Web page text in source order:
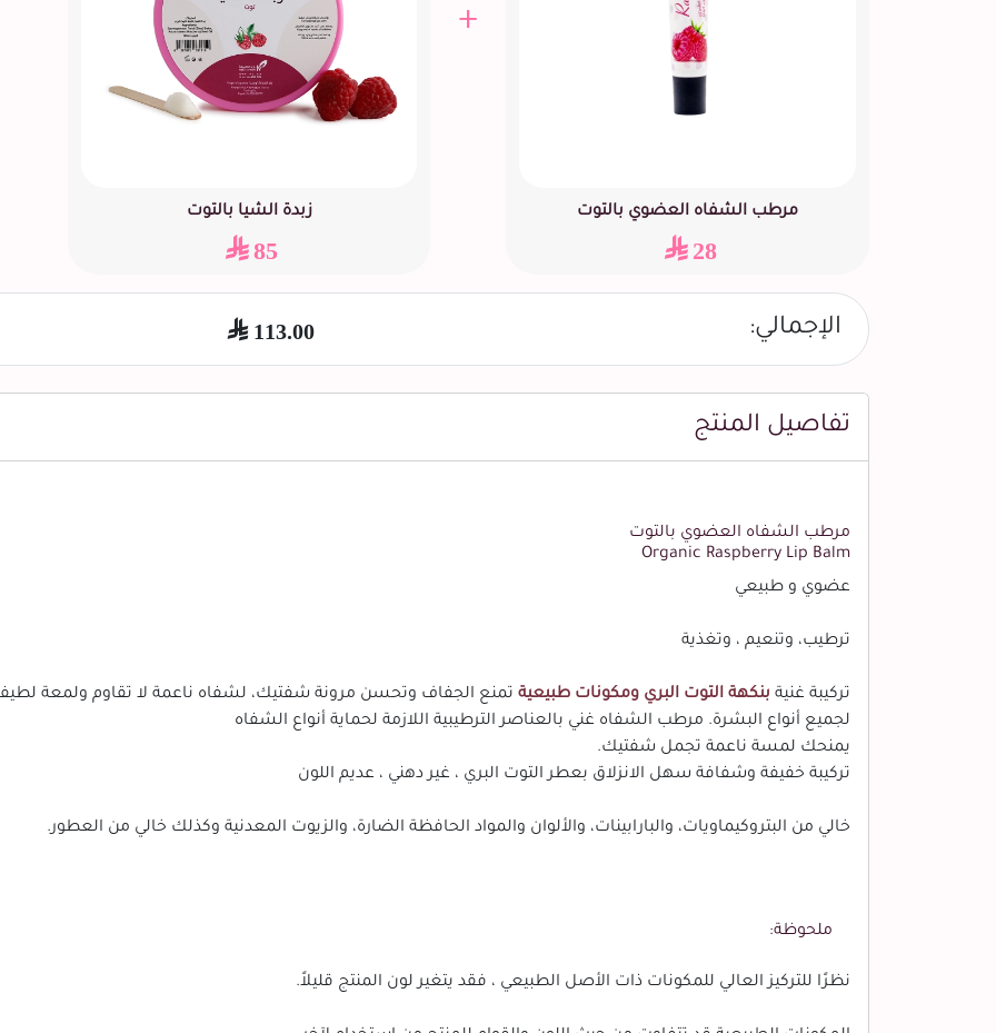
مرطب الشفاه العضوي بالتوت
28
+
زبدة الشيا بالتوت
85
الإجمالي: 113.00
تفاصيل المنتج
مرطب الشفاه العضوي بالتوت
Organic Raspberry Lip Balm
عضوي و طبيعي
ترطيب، وتنعيم ، وتغذية
تركيبة غنية بنكهة التوت البري ومكونات طبيعية تمنع الجفاف وتحسن مرونة شفتيك، لشفاه ناعمة لا تقاوم ولمعة
لجميع أنواع البشرة. مرطب الشفاه غني بالعناصر الترطيبية اللازمة لحماية أنواع الشفاه
يمنحك لمسة ناعمة تجمل شفتيك.
تركيبة خفيفة وشفافة سهل الانزلاق بعطر التوت البري ، غير دهني ، عديم اللون
خالي من البتروكيماويات، والبارابينات، والألوان والمواد الحافظة الضارة، والزيوت المعدنية وكذلك خالي من العطور.
ملحوظة:
نظرًا للتركيز العالي للمكونات ذات الأصل الطبيعي ، فقد يتغير لون المنتج قليلاً.